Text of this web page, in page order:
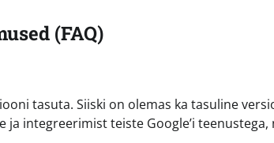
(FAQ)
tasuta. Siiski on olemas ka tasuline
integreerimist teiste Google’i teenustega,